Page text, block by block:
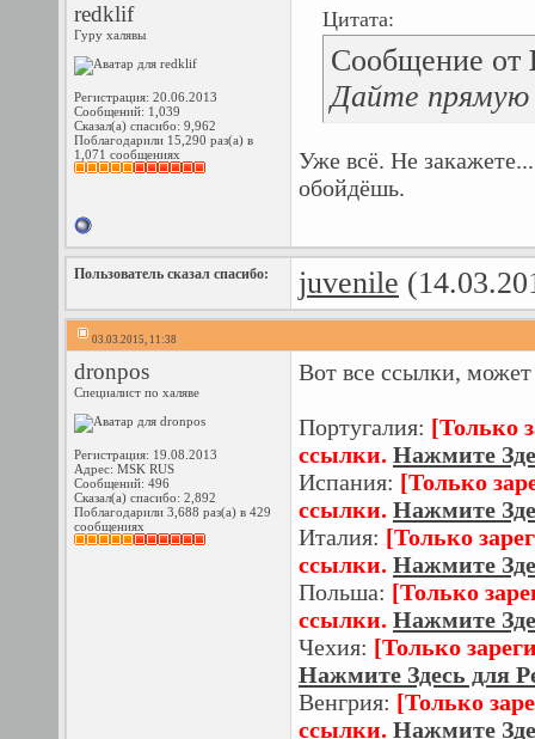
redklif
Гуру халявы
Регистрация: 20.06.2013
Сообщений: 1,039
Сказал(а) спасибо: 9,962
Поблагодарили 15,290 раз(а) в
1,071 сообщениях
Цитата:
Сообщение от
Дайте прямую
Уже всё. Не
обойдёшь.
Пользователь сказал cпасибо: juvenile
03.03.2015, 11:38
dronpos
Специалист по халяве
Регистрация: 19.08.2013
Адрес: MSK RUS
Сообщений: 496
Сказал(а) спасибо: 2,892
Поблагодарили 3,688 раз(а) в 429
сообщениях
Вот все ссылки,
Португалия: [Только
ссылки. Нажмите
Испания: [Только
ссылки. Нажмите
Италия: [Только
ссылки. Нажмите
Польша: [Только
ссылки. Нажмите
Чехия: [Только
Нажмите Здесь для
Венгрия: [Только
ссылки. Нажмите